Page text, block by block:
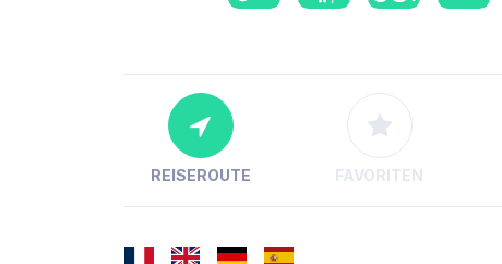
REISEROUTE FAVORITEN